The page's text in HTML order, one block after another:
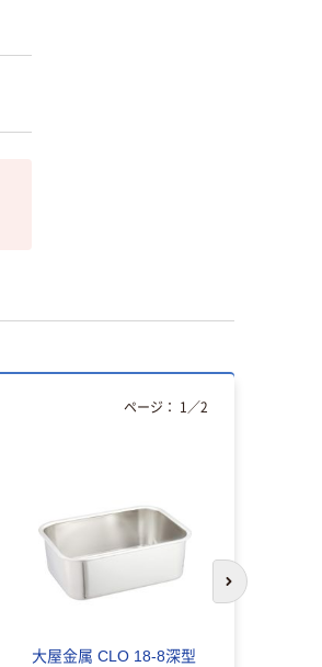
大屋金属 CLO 18-8深型
ページ： 1 ／2
次のスライド